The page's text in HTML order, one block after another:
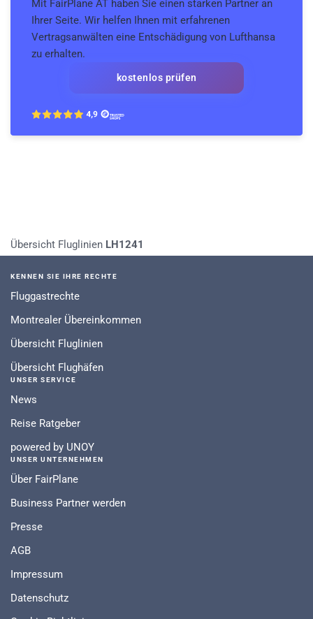
Mit FairPlane AT haben Sie einen starken Partner an
Ihrer Seite. Wir helfen Ihnen mit erfahrenen
Vertragsanwälten eine Entschädigung von Lufthansa
zu erhalten.
kostenlos prüfen
Übersicht Fluglinien LH1241
KENNEN SIE IHRE RECHTE
Fluggastrechte
Montrealer Übereinkommen
Übersicht Fluglinien
Übersicht Flughäfen
UNSER SERVICE
News
Reise Ratgeber
powered by UNOY
UNSER UNTERNEHMEN
Über FairPlane
Business Partner werden
Presse
AGB
Impressum
Datenschutz